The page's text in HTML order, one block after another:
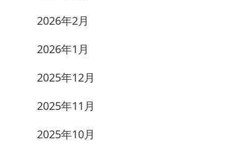
2026年2月
2026年1月
2025年12月
2025年11月
2025年10月